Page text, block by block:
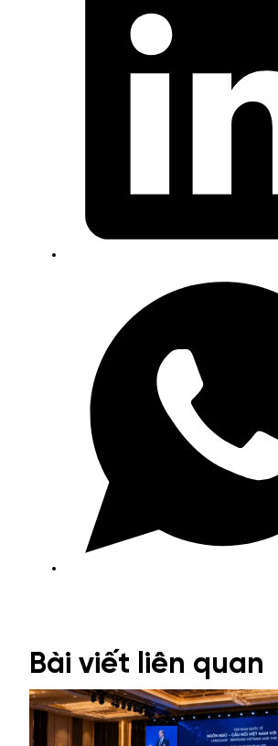
Bài viết liên quan